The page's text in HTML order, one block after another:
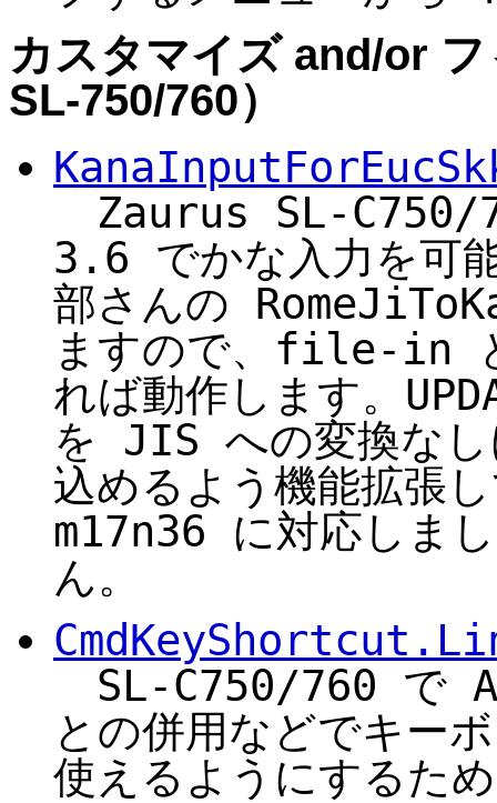
カスタマイズ and/or
SL-750/760）
Zaurus SL-C750/
3.6 でかな入力を可
部さんの
ますので、file-in
れば動作します。
を JIS への変換なし
込めるよう機能拡張
m17n36 に対応しま
ん。
SL-C750/760 で
との併用などでキー
使えるようにするた